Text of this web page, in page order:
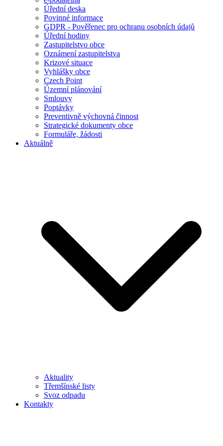
Úřední deska
Povinné informace
GDPR - Pověřenec pro ochranu osobních údajů
Úřední hodiny
Zastupitelstvo obce
Oznámení zastupitelstva
Krizové situace
Vyhlášky obce
Czech Point
Územní plánování
Smlouvy
Poptávky
Preventivně výchovná činnost
Strategické dokumenty obce
Formuláře, žádosti
Aktuálně
Aktuality
Třemšínské listy
Svoz odpadu
Kontakty